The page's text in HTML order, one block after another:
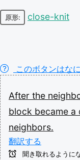
原形: close-knit
このボタンはな
After the
block became a
neighbors.
翻訳する
聞き取れるように